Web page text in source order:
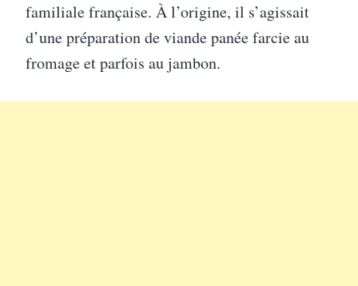
familiale française. À l’origine, il s’agissait
d’une préparation de viande panée farcie au
fromage et parfois au jambon.